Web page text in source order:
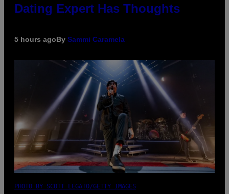
Dating Expert Has Thoughts
5 hours agoBy Sammi Caramela
PHOTO BY SCOTT LEGATO/GETTY IMAGES